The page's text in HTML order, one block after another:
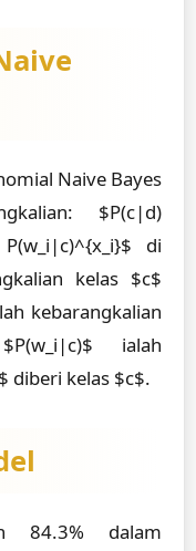
Naive Bayes
$P(c|d)
di
kelas $c$
kebarangkalian
ialah
diberi kelas $c$.
84.3% dalam